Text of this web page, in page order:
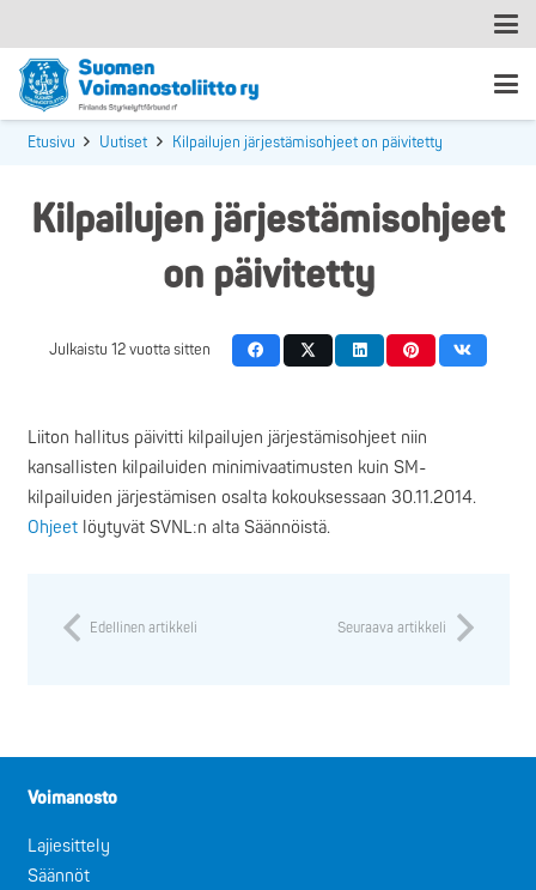
Etusivu Uutiset Kilpailujen järjestämisohjeet on päivitetty
Kilpailujen järjestämisohjeet
on päivitetty
Julkaistu 12 vuotta sitten
Liiton hallitus päivitti kilpailujen järjestämisohjeet niin
kansallisten kilpailuiden minimivaatimusten kuin SM-
kilpailuiden järjestämisen osalta kokouksessaan 30.11.2014.
Ohjeetlöytyvät SVNL:n alta Säännöistä.
Edellinen artikkeli Seuraava artikkeli
Voimanosto
Lajiesittely
Säännöt